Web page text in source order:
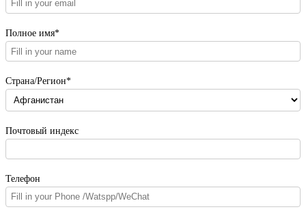
Полное имя*
Страна/Регион*
Почтовый индекс
Телефон